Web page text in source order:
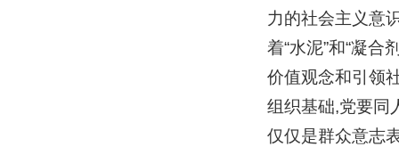
力的社会主义意
着“水泥”和“凝
价值观念和引领
组织基础,党要同
仅仅是群众意志